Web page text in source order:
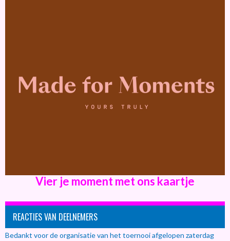
Vier je moment met ons kaartje
REACTIES VAN DEELNEMERS
Bedankt voor de organisatie van het toernooi afgelopen zaterdag